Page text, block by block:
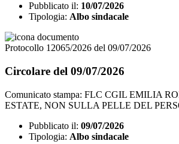
Pubblicato il: 10/07/2026
Tipologia: Albo sindacale
Protocollo 12065/2026 del 09/07/2026
Circolare del 09/07/2026
Comunicato stampa: FLC CGIL EMILIA
ESTATE, NON SULLA PELLE DEL
Pubblicato il: 09/07/2026
Tipologia: Albo sindacale